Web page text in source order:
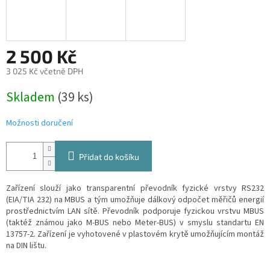
2 500 Kč
3 025 Kč včetně DPH
cena:
Skladem (39 ks)
Možnosti doručení
Přidat do košíku
Zařízení slouží jako transparentní převodník fyzické vrstvy RS232
(EIA/TIA 232) na MBUS a tým umožňuje dálkový odpočet měřičů energií
prostřednictvím LAN sítě. Převodník podporuje fyzickou vrstvu MBUS
(taktéž známou jako M-BUS nebo Meter-BUS) v smyslu standartu EN
13757-2. Zařízení je vyhotovené v plastovém krytě umožňujícím montáž
na DIN lištu.